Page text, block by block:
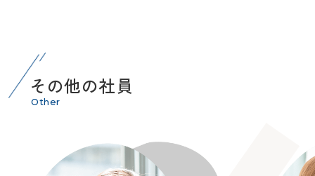
その他の社員
Other